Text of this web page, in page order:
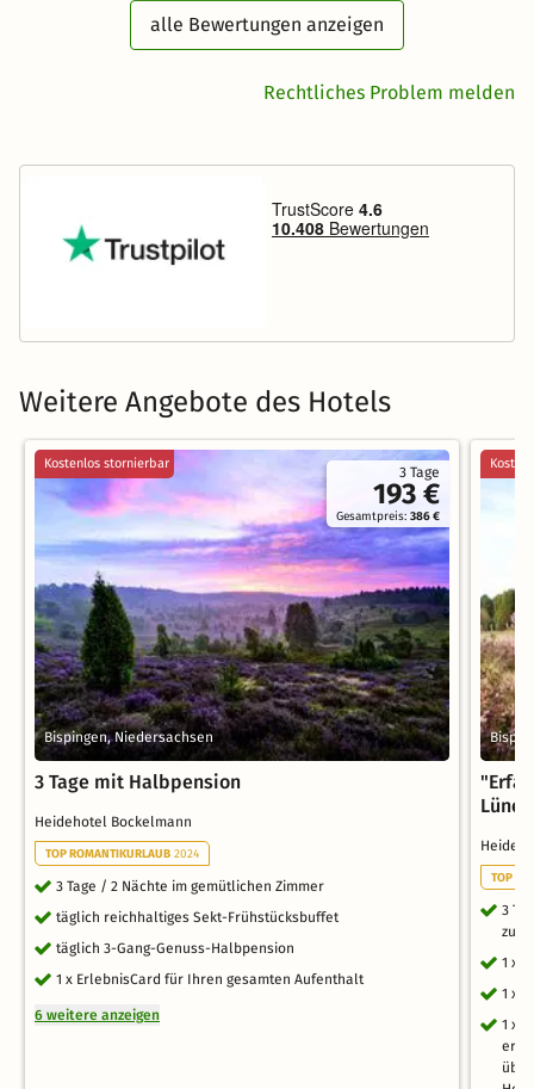
alle Bewertungen anzeigen
Rechtliches Problem melden
Weitere Angebote des Hotels
3 Tage
193 €
Gesamtpreis:386 €
Kostenlos stornierbar
Bispingen, Niedersachsen
3 Tage mit Halbpension
Heidehotel Bockelmann
TOP ROMANTIKURLAUB 2024
3 Tage / 2 Nächte im gemütlichen Zimmer
täglich reichhaltiges Sekt-Frühstücksbuffet
täglich 3-Gang-Genuss-Halbpension
1 x ErlebnisCard für Ihren gesamten Aufenthalt
6 weitere anzeigen
TOP
3
zum
1 x
1 x
1 x